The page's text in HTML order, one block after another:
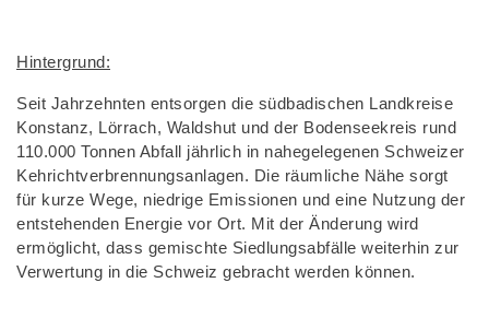
Hintergrund:
Seit Jahrzehnten entsorgen die südbadischen Landkreise
Konstanz, Lörrach, Waldshut und der Bodenseekreis rund
110.000 Tonnen Abfall jährlich in nahegelegenen Schweizer
Kehrichtverbrennungsanlagen. Die räumliche Nähe sorgt
für kurze Wege, niedrige Emissionen und eine Nutzung der
entstehenden Energie vor Ort. Mit der Änderung wird
ermöglicht, dass gemischte Siedlungsabfälle weiterhin zur
Verwertung in die Schweiz gebracht werden können.